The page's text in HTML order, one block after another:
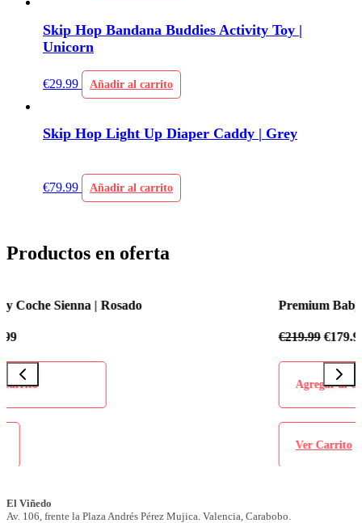
Skip Hop Bandana Buddies Activity Toy |
Unicorn
€29.99 Añadir al carrito
Skip Hop Light Up Diaper Caddy | Grey
€79.99 Añadir al carrito
Productos en oferta
Premium Baby Coche Sienna | Azul Celeste